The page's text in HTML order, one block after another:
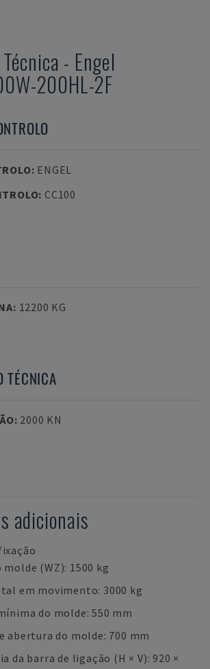
- Engel
200HL-2F
: ENGEL
: CC100
: 12200 KG
TÉCNICA
: 2000 KN
adicionais
molde (WZ): 1500 kg
em movimento: 3000 kg
do molde: 550 mm
abertura do molde: 700 mm
da barra de ligação (H × V): 920 ×